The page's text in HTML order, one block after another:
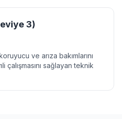
3)
ve arıza bakımlarını
çalışmasını sağlayan teknik